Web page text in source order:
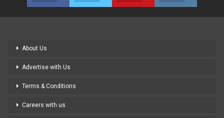
About Us
Advertise with Us
Terms & Conditions
Careers with us